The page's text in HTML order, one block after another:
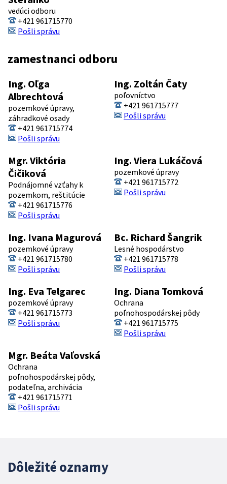
vedúci odboru
+421 961715770
Pošli správu
zamestnanci odboru
Ing. Oľga
Albrechtová
pozemkové úpravy,
záhradkové osady
+421 961715774
Pošli správu
Ing. Zoltán Čaty
poľovníctvo
+421 961715777
Pošli správu
Mgr. Viktória
Čičiková
Podnájomné vzťahy k
pozemkom, reštitúcie
+421 961715776
Pošli správu
Ing. Viera Lukáčová
pozemkové úpravy
+421 961715772
Pošli správu
Ing. Ivana Magurová
pozemkové úpravy
+421 961715780
Pošli správu
Bc. Richard Šangrik
Lesné hospodárstvo
+421 961715778
Pošli správu
Ing. Eva Telgarec
pozemkové úpravy
+421 961715773
Pošli správu
Ing. Diana Tomková
Ochrana
poľnohospodárskej pôdy
+421 961715775
Pošli správu
Mgr. Beáta Vaľovská
Ochrana
poľnohospodárskej pôdy,
podateľna, archivácia
+421 961715771
Pošli správu
Dôležité oznamy